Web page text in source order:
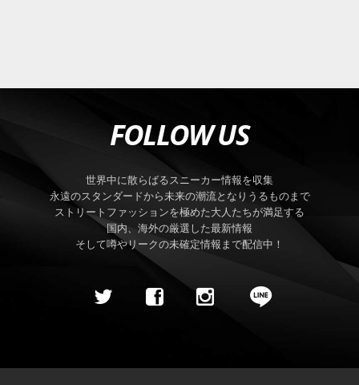
FOLLOW US
世界中に散らばるスニーカー情報を収集
永遠のスタンダードから未来の潮流となりうるものまで
ストリートファッションを極めた大人たちが満足する
国内、海外の厳選した最新情報
そして噂やリークの未確定情報まで配信中！